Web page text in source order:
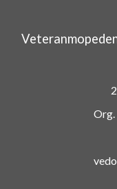
Org.